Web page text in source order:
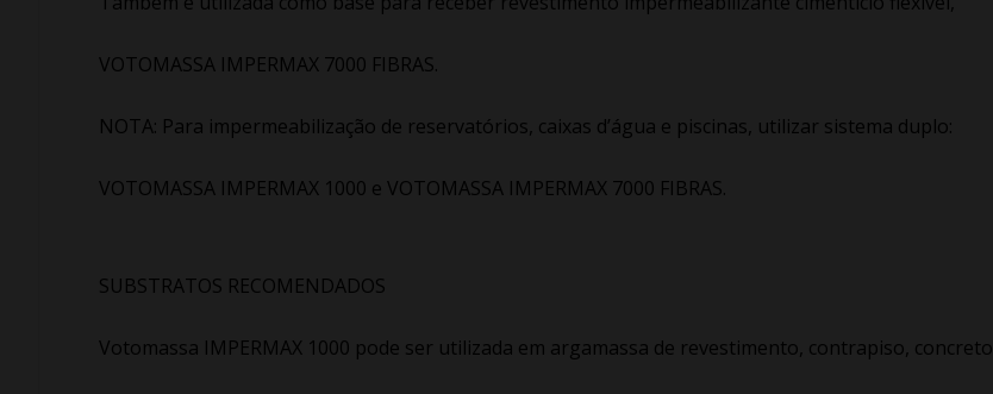
VOTOMASSA IMPERMAX 7000 FIBRAS.
NOTA: Para impermeabilização de reservatórios, caixas d’água e piscinas, utilizar sistema duplo:
VOTOMASSA IMPERMAX 1000 e VOTOMASSA IMPERMAX 7000 FIBRAS.
SUBSTRATOS RECOMENDADOS
Votomassa IMPERMAX 1000 pode ser utilizada em argamassa de revestimento, contrapiso, concreto